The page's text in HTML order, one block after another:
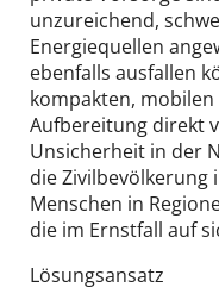
unzureichend,
Energiequellen
ebenfalls ausfallen
kompakten, mobilen
Aufbereitung direkt
Unsicherheit in der
die Zivilbevölkerung
Menschen in
die im Ernstfall auf
Lösungsansatz